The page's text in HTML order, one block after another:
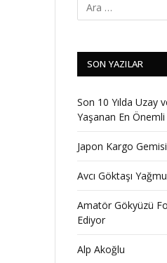
SON YAZILAR
Son 10 Yılda Uzay
Yaşanan En
Japon Kargo
Avcı Göktaşı
Amatör Gökyüzü
Ediyor
Alp Akoğlu